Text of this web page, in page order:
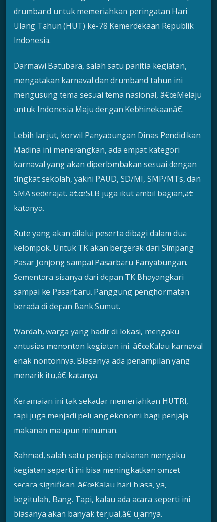
drumband untuk memeriahkan peringatan Hari
Ulang Tahun (HUT) ke-78 Kemerdekaan Republik
Indonesia.
Darmawi Batubara, salah satu panitia kegiatan,
mengatakan karnaval dan drumband tahun ini
mengusung tema sesuai tema nasional, â€œMelaju
untuk Indonesia Maju dengan Kebhinekaanâ€.
Lebih lanjut, korwil Panyabungan Dinas Pendidikan
Madina ini menerangkan, ada empat kategori
karnaval yang akan diperlombakan sesuai dengan
tingkat sekolah, yakni PAUD, SD/MI, SMP/MTs, dan
SMA sederajat. â€œSLB juga ikut ambil bagian,â€
katanya.
Rute yang akan dilalui peserta dibagi dalam dua
kelompok. Untuk TK akan bergerak dari Simpang
Pasar Jonjong sampai Pasarbaru Panyabungan.
Sementara sisanya dari depan TK Bhayangkari
sampai ke Pasarbaru. Panggung penghormatan
berada di depan Bank Sumut.
Wardah, warga yang hadir di lokasi, mengaku
antusias menonton kegiatan ini. â€œKalau karnaval
enak nontonnya. Biasanya ada penampilan yang
menarik itu,â€ katanya.
Keramaian ini tak sekadar memeriahkan HUTRI,
tapi juga menjadi peluang ekonomi bagi penjaja
makanan maupun minuman.
Rahmad, salah satu penjaja makanan mengaku
kegiatan seperti ini bisa meningkatkan omzet
secara signifikan. â€œKalau hari biasa, ya,
begitulah, Bang. Tapi, kalau ada acara seperti ini
biasanya akan banyak terjual,â€ ujarnya.